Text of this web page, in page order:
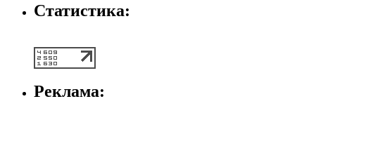
Статистика:
Реклама: